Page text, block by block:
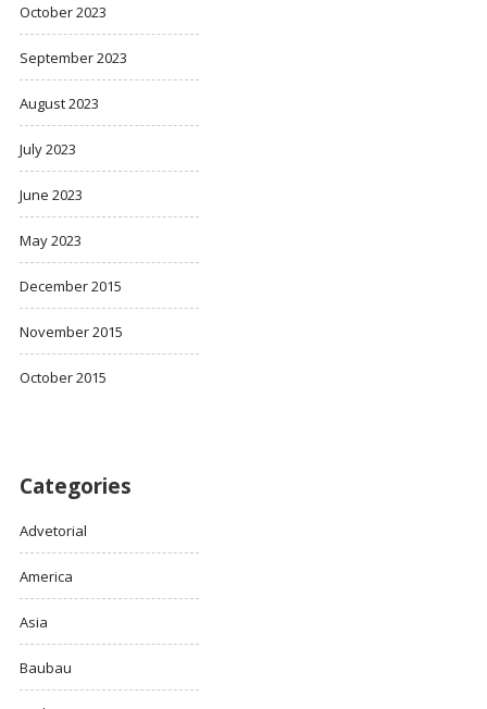
October 2023
September 2023
August 2023
July 2023
June 2023
May 2023
December 2015
November 2015
October 2015
Categories
Advetorial
America
Asia
Baubau